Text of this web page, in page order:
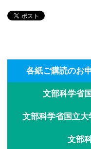
各紙ご購読のお
文部科学省
文部科学省国立
文部